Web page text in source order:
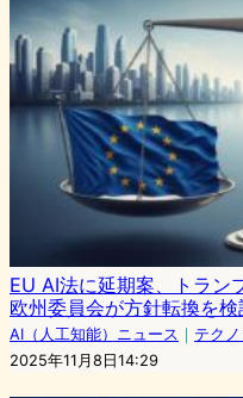
EU AI法に延期案、トラン
欧州委員会が方針転換を検
AI（人工知能）ニュース ｜ テク
2025年11月8日14:29